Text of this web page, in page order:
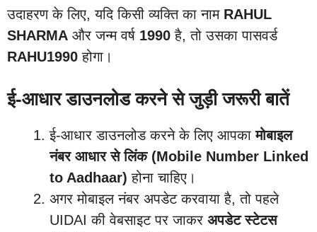
उदाहरण के लिए, यदि किसी व्यक्ति का नाम RAHUL
SHARMA और जन्म वर्ष 1990 है, तो उसका पासवर्ड
RAHU1990 होगा।
ई-आधार डाउनलोड करने से जुड़ी जरूरी बातें
ई-आधार डाउनलोड करने के लिए आपकामोबाइल
नंबर आधार से लिंक (Mobile Number Linked
to Aadhaar) होना चाहिए।
अगर मोबाइल नंबर अपडेट करवाया है, तो पहले
UIDAI की वेबसाइट पर जाकर अपडेट स्टेटस